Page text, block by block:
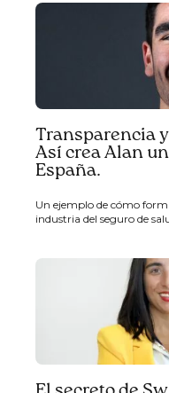
Transparencia
Así crea Alan
España.
Un ejemplo de cómo
industria del seguro de